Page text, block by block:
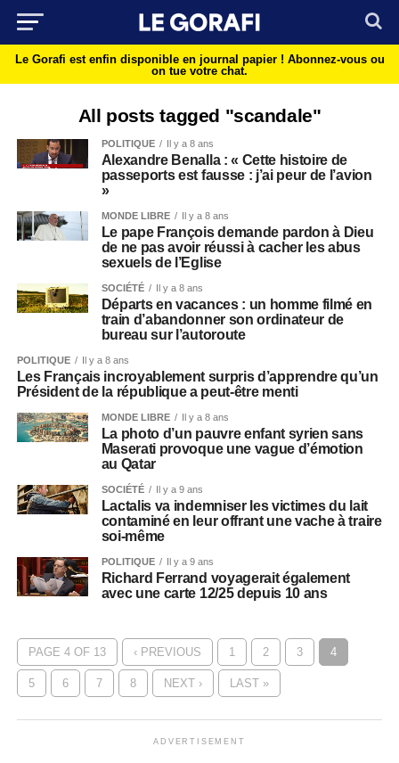
Le Gorafi est enfin disponible en journal papier ! Abonnez-vous ou
on tue votre chat.
All posts tagged "scandale"
POLITIQUE Il y a 8 ans
Alexandre Benalla : « Cette histoire de
passeports est fausse : j’ai peur de l’avion
»
MONDE LIBRE Il y a 8 ans
Le pape François demande pardon à Dieu
de ne pas avoir réussi à cacher les abus
sexuels de l’Eglise
SOCIÉTÉ Il y a 8 ans
Départs en vacances : un homme filmé en
train d’abandonner son ordinateur de
bureau sur l’autoroute
POLITIQUE Il y a 8 ans
Les Français incroyablement surpris d’apprendre qu’un
Président de la république a peut-être menti
MONDE LIBRE Il y a 8 ans
La photo d’un pauvre enfant syrien sans
Maserati provoque une vague d’émotion
au Qatar
SOCIÉTÉ Il y a 9 ans
Lactalis va indemniser les victimes du lait
contaminé en leur offrant une vache à traire
soi-même
POLITIQUE Il y a 9 ans
Richard Ferrand voyagerait également
avec une carte 12/25 depuis 10 ans
PAGE 4 OF 13 ‹ PREVIOUS 1 2 3 4
5 6 7 8 NEXT › LAST »
ADVERTISEMENT